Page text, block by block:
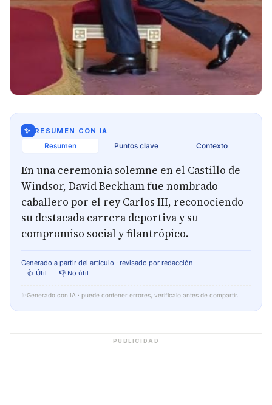
✨ RESUMEN CON IA
Resumen Puntos clave Contexto
En una ceremonia solemne en el Castillo de
Windsor, David Beckham fue nombrado
caballero por el rey Carlos III, reconociendo
su destacada carrera deportiva y su
compromiso social y filantrópico.
Generado a partir del artículo · revisado por redacción
👍 Útil
👎 No útil
✨ Generado con IA · puede contener errores, verifícalo antes de compartir.
PUBLICIDAD